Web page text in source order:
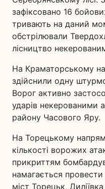
зафіксовано 16
тривають на даний
обстрілювали
лісництво
На Краматорському
здійснили одну
Ворог активно
ударів некерованими
району Часового Яру.
На Торецькому
кількості ворожих
прикриттям
намагається провести
міст Торецьк,